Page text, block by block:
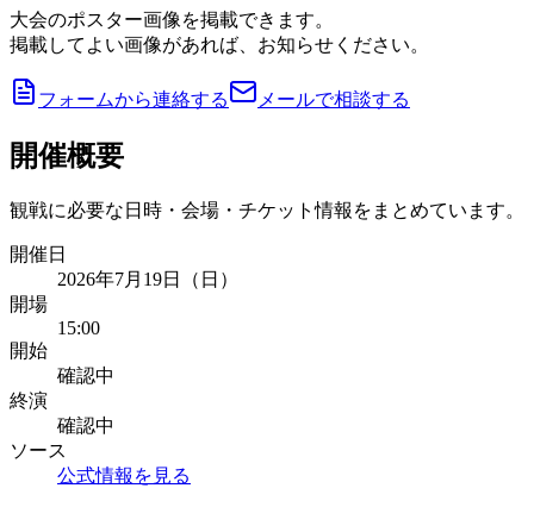
大会のポスター画像を掲載できます。
掲載してよい画像があれば、お知らせください。
フォームから連絡する メールで相談する
開催概要
観戦に必要な日時・会場・チケット情報をまとめています。
開催日
2026年7月19日（日）
開場
15:00
開始
確認中
終演
確認中
ソース
公式情報を見る